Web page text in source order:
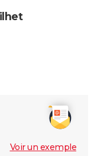
Voir un exemple